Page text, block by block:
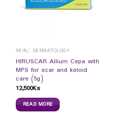
SKIN/ DERMATOLOGY
HIRUSCAR Allium Cepa with
MPS for scar and keloid
care (5g)
12,500Ks
READ MORE